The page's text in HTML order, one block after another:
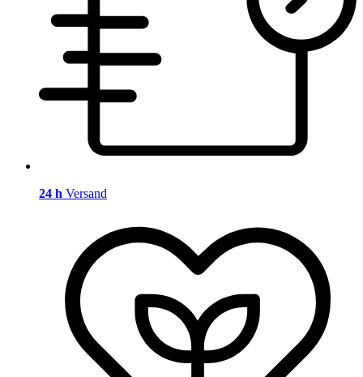
24 h Versand